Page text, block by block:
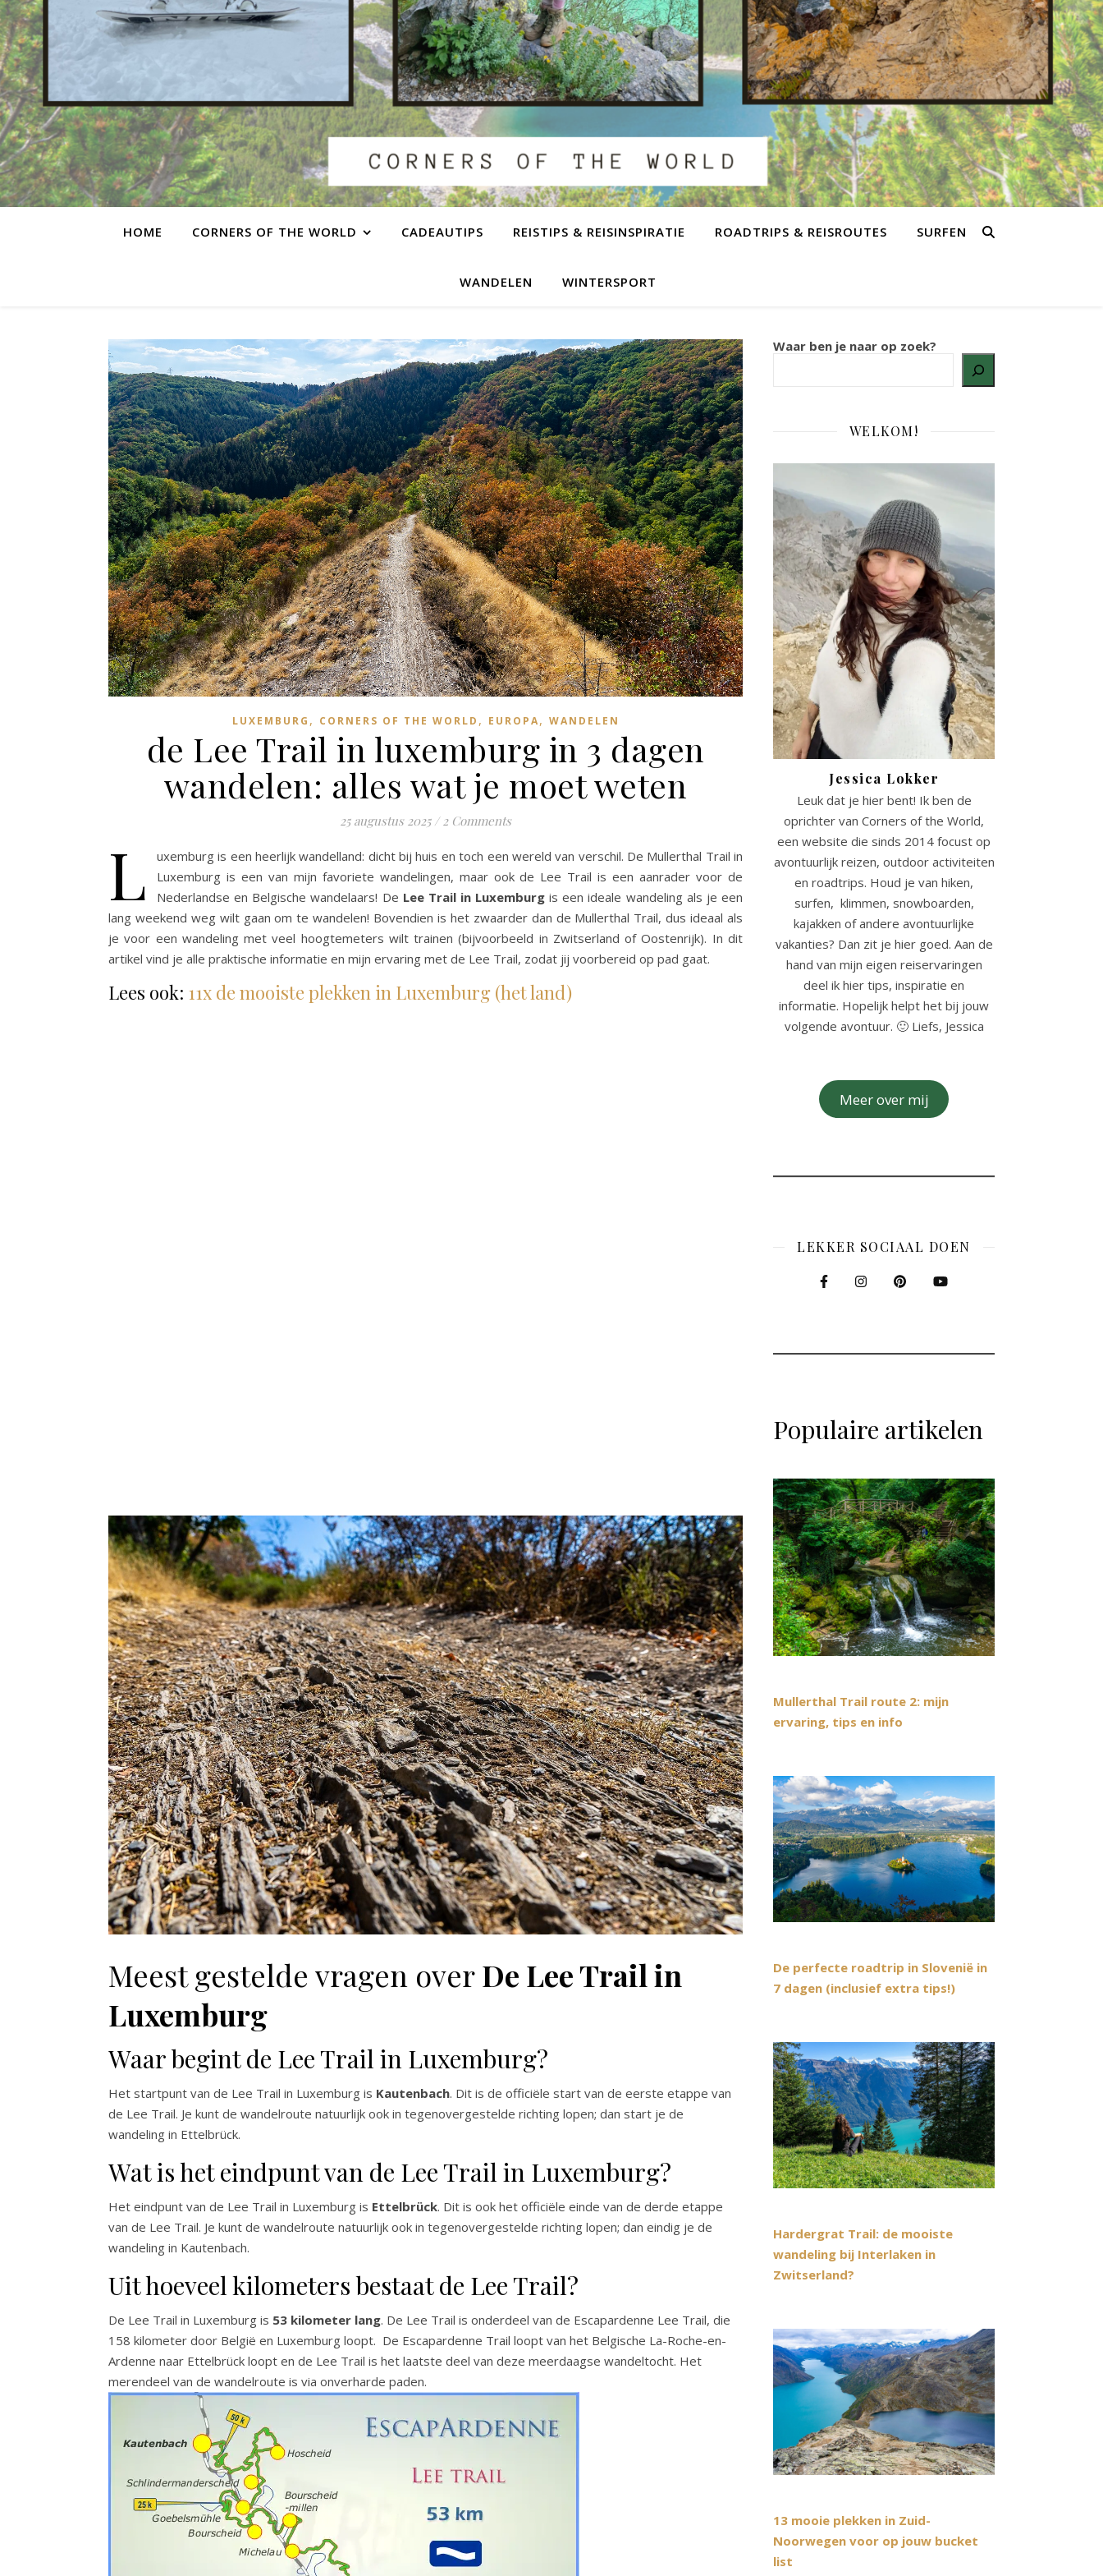
HOME CORNERS OF THE WORLD CADEAUTIPS REISTIPS & REISINSPIRATIE ROADTRIPS & REISROUTES SURFEN
WANDELEN WINTERSPORT
LUXEMBURG , CORNERS OF THE WORLD , EUROPA, WANDELEN
de Lee Trail in luxemburg in 3 dagen
wandelen: alles wat je moet weten
25 augustus 2025 / 2 Comments
L
uxemburg is een heerlijk wandelland: dicht bij huis en toch een wereld van verschil. De Mullerthal Trail in
Luxemburg is een van mijn favoriete wandelingen, maar ook de Lee Trail is een aanrader voor de
Nederlandse en Belgische wandelaars! De Lee Trail in Luxemburg is een ideale wandeling als je een
lang weekend weg wilt gaan om te wandelen! Bovendien is het zwaarder dan de Mullerthal Trail, dus ideaal als
je voor een wandeling met veel hoogtemeters wilt trainen (bijvoorbeeld in Zwitserland of Oostenrijk). In dit
artikel vind je alle praktische informatie en mijn ervaring met de Lee Trail, zodat jij voorbereid op pad gaat.
Lees ook: 11x de mooiste plekken in Luxemburg (het land)
Meest gestelde vragen overDe Lee Trail in
Luxemburg
Waar begint de Lee Trail in Luxemburg?
Het startpunt van de Lee Trail in Luxemburg is Kautenbach. Dit is de officiële start van de eerste etappe van
de Lee Trail. Je kunt de wandelroute natuurlijk ook in tegenovergestelde richting lopen; dan start je de
wandeling in Ettelbrück.
Wat is het eindpunt van de Lee Trail in Luxemburg?
Het eindpunt van de Lee Trail in Luxemburg is Ettelbrück. Dit is ook het officiële einde van de derde etappe
van de Lee Trail. Je kunt de wandelroute natuurlijk ook in tegenovergestelde richting lopen; dan eindig je de
wandeling in Kautenbach.
Uit hoeveel kilometers bestaat de Lee Trail?
De Lee Trail in Luxemburg is 53 kilometer lang. De Lee Trail is onderdeel van de Escapardenne Lee Trail, die
158 kilometer door België en Luxemburg loopt. De Escapardenne Trail loopt van het Belgische La-Roche-en-
Ardenne naar Ettelbrück loopt en de Lee Trail is het laatste deel van deze meerdaagse wandeltocht. Het
merendeel van de wandelroute is via onverharde paden.
Waar ben je naar op zoek?
WELKOM!
Jessica Lokker
Leuk dat je hier bent! Ik ben de
oprichter van Corners of the World,
een website die sinds 2014 focust op
avontuurlijk reizen, outdoor activiteiten
en roadtrips. Houd je van hiken,
surfen, klimmen, snowboarden,
kajakken of andere avontuurlijke
vakanties? Dan zit je hier goed. Aan de
hand van mijn eigen reiservaringen
deel ik hier tips, inspiratie en
informatie. Hopelijk helpt het bij jouw
volgende avontuur. 🙂 Liefs, Jessica
Meer over mij
LEKKER SOCIAAL DOEN
Populaire artikelen
Mullerthal Trail route 2: mijn
ervaring, tips en info
De perfecte roadtrip in Slovenië in
7 dagen (inclusief extra tips!)
Hardergrat Trail: de mooiste
wandeling bij Interlaken in
Zwitserland?
13 mooie plekken in Zuid-
Noorwegen voor op jouw bucket
list